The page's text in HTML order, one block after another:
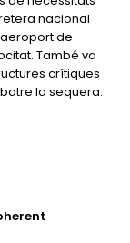
nacional
de
També va
crítiques
la sequera.